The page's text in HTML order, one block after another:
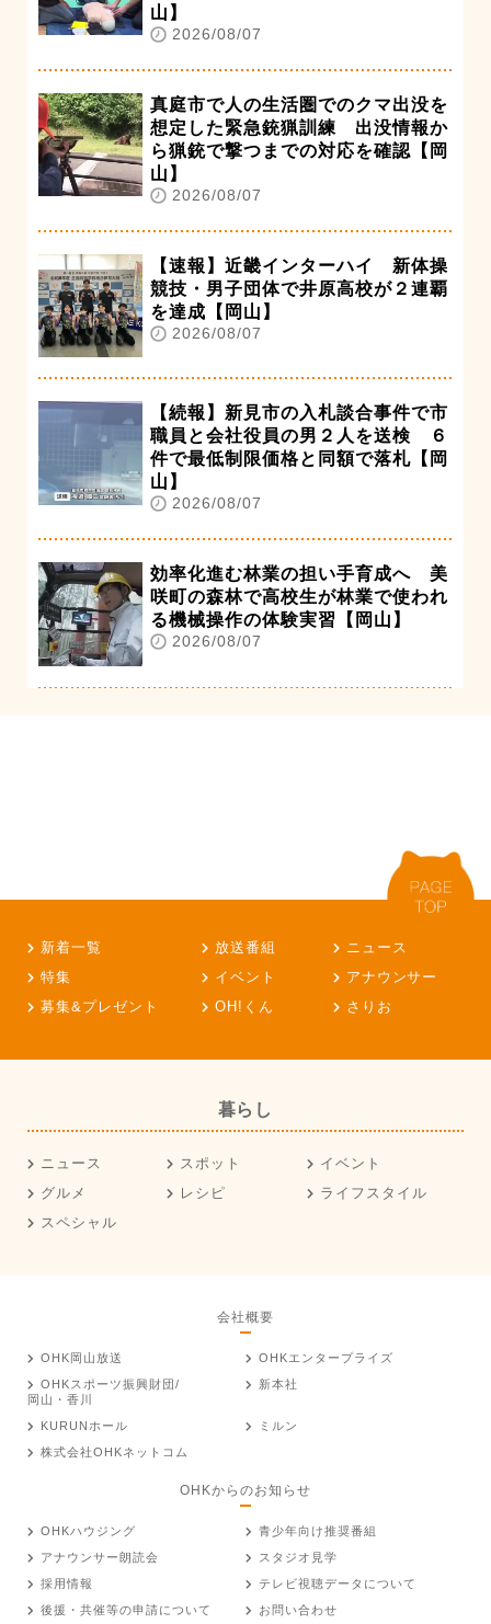
山】
2026/08/07
真庭市で人の生活圏でのクマ出没を
想定した緊急銃猟訓練 出没情報か
ら猟銃で撃つまでの対応を確認【岡
山】
2026/08/07
【速報】近畿インターハイ 新体操
競技・男子団体で井原高校が２連覇
を達成【岡山】
2026/08/07
【続報】新見市の入札談合事件で市
職員と会社役員の男２人を送検 ６
件で最低制限価格と同額で落札【岡
山】
2026/08/07
効率化進む林業の担い手育成へ 美
咲町の森林で高校生が林業で使われ
る機械操作の体験実習【岡山】
2026/08/07
新着一覧 放送番組
ニュース
特集
イベント
アナウンサー
募集&プレゼント
OH!くん さりお
暮らし
ニュース スポット
イベント
グルメ
レシピ
ライフスタイル
スペシャル
会社概要
OHK岡山放送
OHKエンタープライズ
OHKスポーツ振興財団/
岡山・香川
新本社
KURUNホール
ミルン
株式会社OHKネットコム
OHKからのお知らせ
OHKハウジング
青少年向け推奨番組
アナウンサー朗読会
スタジオ見学
採用情報
テレビ視聴データについて
後援・共催等の申請について
お問い合わせ